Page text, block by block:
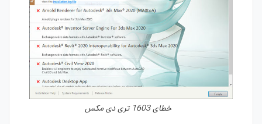
خطای 1603 تری دی مکس